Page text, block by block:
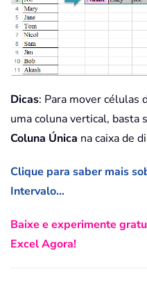
Dicas: Para mover células
uma coluna vertical, basta
Coluna Única na caixa de
Clique para saber mais
Intervalo…
Baixe e experimente
Excel Agora!